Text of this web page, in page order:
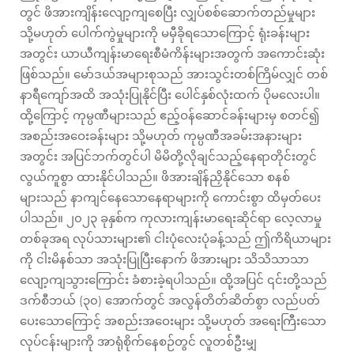
တွင် ဖိအားကျိန်းလျော့ကျစေပြီး လျှပ်စစ်ဆောက်တည်မှုများ
သို့မဟုတ် ပေါက်ကွဲမှုများကို မမှီခိုရသောကြောင့် ရုံးခန်းများ
အတွင်း ယာယီကျန်းမာရေးစီမံကိန်းများအတွက် အကောင်းဆုံး
ဖြစ်သည်။ မော်ဒယ်အများစုသည် အားသွင်းတစ်ကြိမ်လျှင် တစ်
နာရီကျော်အထိ အသုံးပြုနိုင်ပြီး ပေါင်နှစ်လုံးထက် ပိုမလေးပါ။
ထို့ကြောင့် ကုမ္ပဏီများသည် ဧည့်ဝန်ဆောင်ခန်းများမှ စတင်၍
အစည်းအဝေးခန်းများ သို့မဟုတ် ကုမ္ပဏီအခမ်းအနားများ
အတွင်း အပြင်ဘက်တွင်ပါ မိမိတို့လိုချင်သည့်နေရာတိုင်းတွင်
လွယ်ကူစွာ ထားနိုင်ပါသည်။ ဖိအားချိန်ညှိနိုင်သော စနစ်
များသည် နာကျင်နေသောနေရာများကို ကောင်းစွာ ထိမှတ်ပေး
ပါသည်။ ၂၀၂၃ ခုနှစ်က ကုလားကျန်းမာရေးဆိုင်ရာ လေ့လာမှု
တစ်ခုအရ လုပ်သားများ၏ ငါးပုံလေးပုံခန့်သည် ဤကိရိယာများ
ကို ငါးမိနစ်သာ အသုံးပြုပြီးနောက် ဖိအားများ သိသိသာသာ
လျော့ကျသွားကြောင်း ခံစားခဲ့ရပါသည်။ ထို့အပြင် ၎င်းတို့သည်
ဒက်စီဘယ် (၃၀) အောက်တွင် အလွန်တိတ်ဆိတ်စွာ လည်ပတ်
ပေးသောကြောင့် အစည်းအဝေးများ သို့မဟုတ် အရေးကြီးသော
လုပ်ငန်းများကို အာရုံစိုက်နေစဉ်တွင် လူတစ်ဦးမျှ